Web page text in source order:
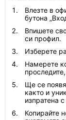
Влезте в
бутона
Впишете
си профил.
Изберете
Намерете
Ще се
както и
изпратена
Копирайте